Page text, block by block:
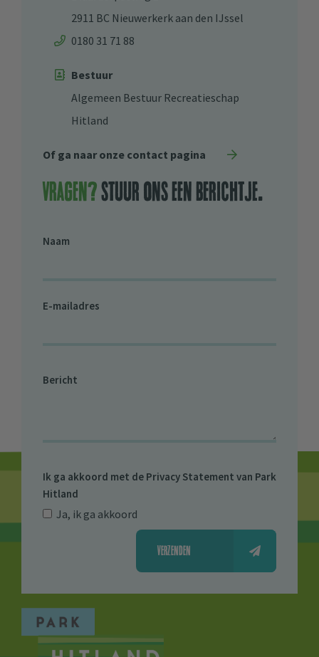
2911 BC Nieuwerkerk aan den IJssel
0180 31 71 88
Bestuur
Algemeen Bestuur Recreatieschap
Hitland
Of ga naar onze contact pagina
Vragen?stuur ons een berichtje.
Naam
E-mailadres
Bericht
Ik ga akkoord met de Privacy Statement van Park
Hitland
Ja, ik ga akkoord
VERZENDEN